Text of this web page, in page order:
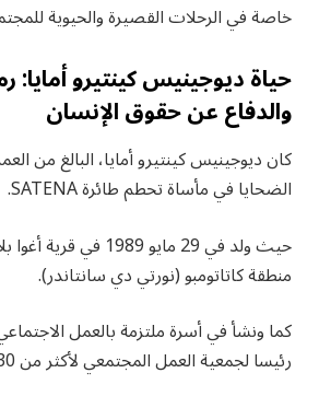
خاصة في الرحلات القصيرة والحيوية
حياة ديوجينيس كينتيرو أمايا:
والدفاع عن حقوق الإنسان
الضحايا في مأساة تحطم طائرة SATENA.
حيث ولد في 29 مايو
منطقة كاتاتومبو (نورتي دي سانتاندر).
كما ونشأ في أسرة ملتزمة بالعمل
رئيسا لجمعية العمل المجتمعي لأكثر من 30 عاما.